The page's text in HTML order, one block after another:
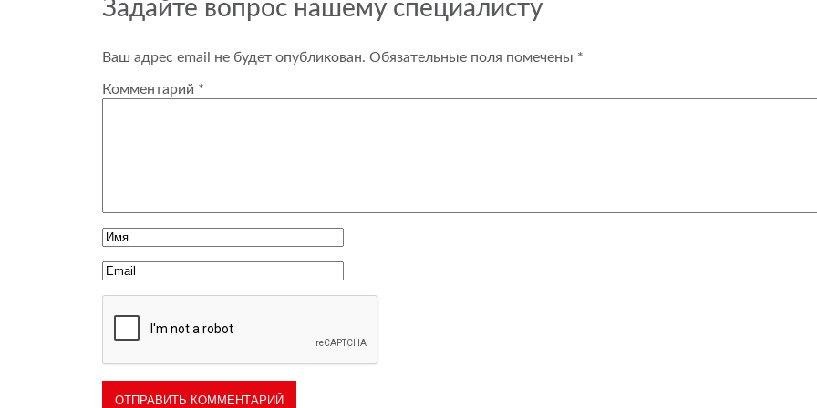
Задайте вопрос нашему специалисту
Ваш адрес email не будет опубликован. Обязательные поля помечены *
Комментарий *